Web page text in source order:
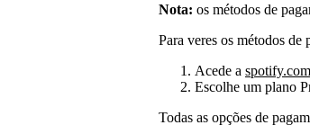
Nota: os métodos de
Para veres os métodos
Acede a
Escolhe um plano
Todas as opções de